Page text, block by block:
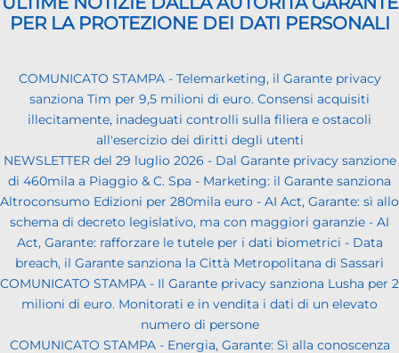
PER LA PROTEZIONE DEI DATI PERSONALI
COMUNICATO STAMPA - Telemarketing, il Garante privacy
sanziona Tim per 9,5 milioni di euro. Consensi acquisiti
illecitamente, inadeguati controlli sulla filiera e ostacoli
all'esercizio dei diritti degli utenti
NEWSLETTER del 29 luglio 2026 - Dal Garante privacy sanzione
di 460mila a Piaggio & C. Spa - Marketing: il Garante sanziona
Altroconsumo Edizioni per 280mila euro - AI Act, Garante: sì allo
schema di decreto legislativo, ma con maggiori garanzie - AI
Act, Garante: rafforzare le tutele per i dati biometrici - Data
breach, il Garante sanziona la Città Metropolitana di Sassari
COMUNICATO STAMPA - Il Garante privacy sanziona Lusha per 2
milioni di euro. Monitorati e in vendita i dati di un elevato
numero di persone
COMUNICATO STAMPA - Energia, Garante: Sì alla conoscenza